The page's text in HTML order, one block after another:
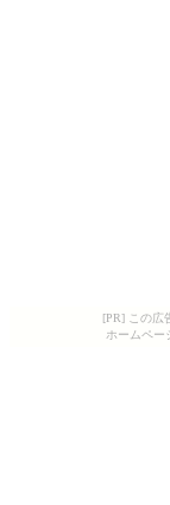
[PR] この広
ホームペー